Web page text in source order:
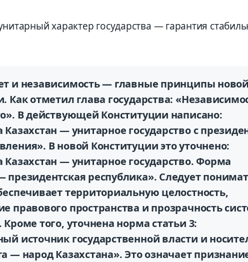
характер государства — гарантия
и независимость — главные принципы новой
Как отметил глава государства:
В действующей Конституции написано:
Казахстан — унитарное государство с
В новой Конституции это уточнено:
Казахстан — унитарное государство. Форма
президентская республика». Следует
территориальную целостность,
правового пространства и прозрачность
того, уточнена норма статьи 3:
источник государственной власти и
— народ Казахстана». Это означает